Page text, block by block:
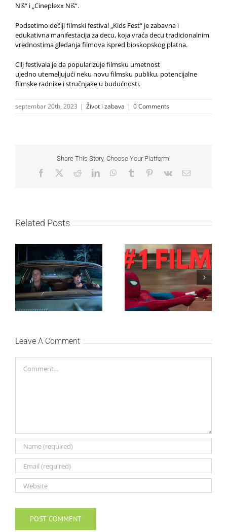
Niš“ i „Cineplexx Niš“.
Podsetimo dečiji filmski festival „Kids Fest“ je zabavna i
edukativna manifestacija za decu, koja vraća decu tradicionalnim
vrednostima gledanja filmova ispred bioskopskog platna.
Cilj festivala je da popularizuje filmsku umetnost
ujedno utemeljujući neku novu filmsku publiku, potencijalne
filmske radnike i stručnjake u budućnosti.
septembar 20th, 2023 | Život i zabava | 0 Comments
Share This Story, Choose Your Platform!
Facebook RedditLinkedInWhatsApp
Tumblr Pinterest
Vk Email
Related Posts
SF NIGHT: POSLEDNJI
DANI ULICE
HRASTOVA u Concept
Cinema i CineStar
bioskopima 12. avgusta
Najuspešnije otvaranje
studijskog filma u Srbiji:
Spajdermen: Novi dan
oborio rekord već prvog
vikenda
Leave A Comment